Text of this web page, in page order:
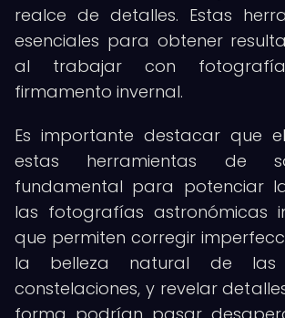
realce de detalles. Estas
esenciales para obtener
al trabajar con
firmamento invernal.
Es importante destacar que
estas herramientas de
fundamental para potenciar
las fotografías astronómicas
que permiten corregir
la belleza natural de las
constelaciones, y revelar